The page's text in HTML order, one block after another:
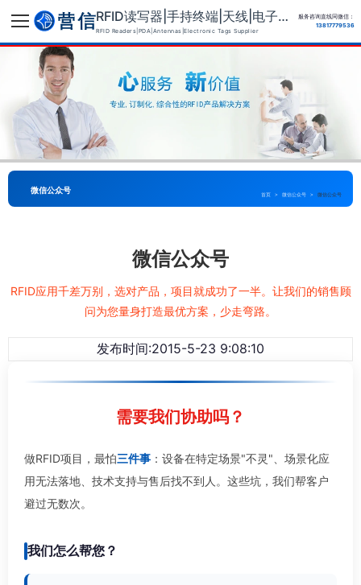
RFID读写器|手持终端|天线|电子标签供应商
RFID Readers|PDA|Antennas|Electronic Tags Supplier
服务咨询直线同微信：
13817779536
微信公众号 首页 > 微信公众号 > 微信公众号
微信公众号
RFID应用千差万别，选对产品，项目就成功了一半。让我们的销售顾
问为您量身打造最优方案，少走弯路。
发布时间:2015-5-23 9:08:10
需要我们协助吗？
做RFID项目，最怕三件事 ：设备在特定场景"不灵"、场景化应
用无法落地、技术支持与售后找不到人。这些坑，我们帮客户
避过无数次。
我们怎么帮您？